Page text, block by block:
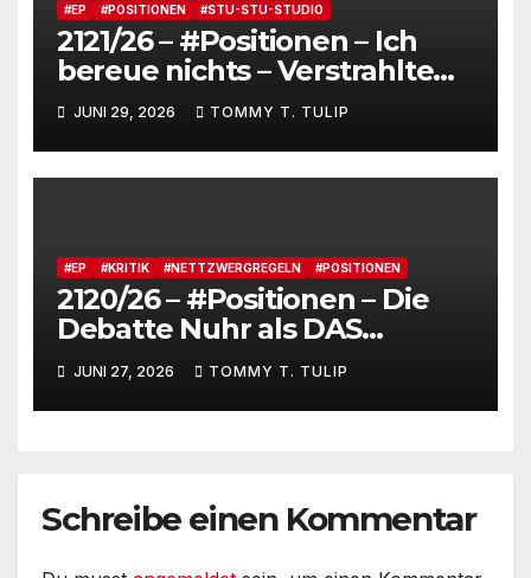
#EP #POSITIONEN #STU-STU-STUDIO
2121/26 – #Positionen – Ich
bereue nichts – Verstrahlte
Menschen, verstrahlte
Kommentare, verstrahltes
Gesamterlebnis auf Social
media
JUNI 29, 2026 TOMMY T. TULIP
#EP #KRITIK #NETTZWERGREGELN #POSITIONEN
2120/26 – #Positionen – Die
Debatte Nuhr als DAS
Shitbürgerthema des
Internets – 36° Grad, es wird
noch heißer #Tageslied
JUNI 27, 2026 TOMMY T. TULIP
Schreibe einen Kommentar